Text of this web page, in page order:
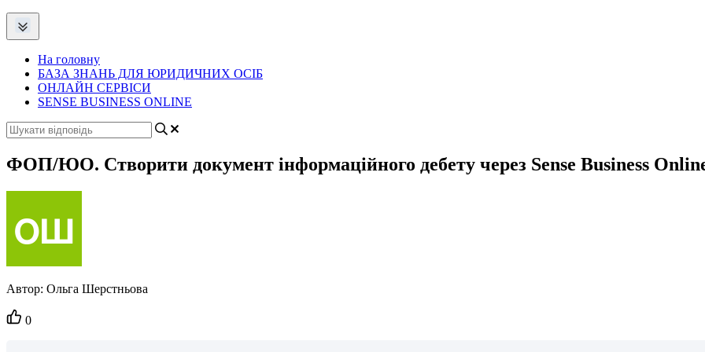
На головну
БАЗА ЗНАНЬ ДЛЯ ЮРИДИЧНИХ ОСІБ
ОНЛАЙН СЕРВІСИ
SENSE BUSINESS ONLINE
ФОП/ЮО. Створити документ інформаційного дебету через Sense Business
Автор: Ольга Шерстньова
Кількість
вподобайок:
0